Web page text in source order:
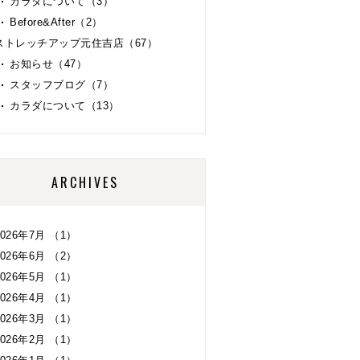
Before&After（2）
トレッチアップ元住吉店（67）
お知らせ（47）
スタッフブログ（7）
カラダについて（13）
ARCHIVES
年7月 （1）
年6月 （2）
年5月 （1）
年4月 （1）
年3月 （1）
年2月 （1）